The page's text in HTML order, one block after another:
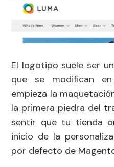
El logotipo suele ser
que se modifican
empieza la
la primera piedra del
sentir que tu tienda
inicio de la
por defecto de